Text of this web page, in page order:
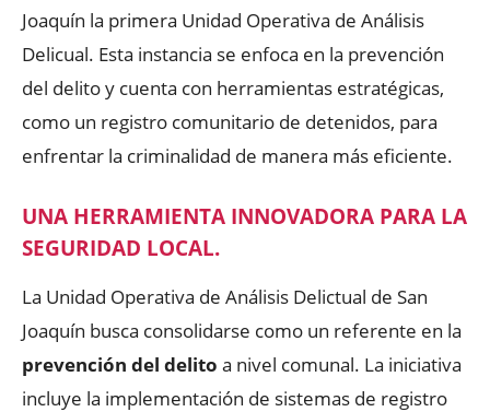
Joaquín la primera Unidad Operativa de Análisis
Delicual. Esta instancia se enfoca en la prevención
del delito y cuenta con herramientas estratégicas,
como un registro comunitario de detenidos, para
enfrentar la criminalidad de manera más eficiente.
UNA HERRAMIENTA INNOVADORA PARA LA
SEGURIDAD LOCAL.
La Unidad Operativa de Análisis Delictual de San
Joaquín busca consolidarse como un referente en la
prevención del delito a nivel comunal. La iniciativa
incluye la implementación de sistemas de registro